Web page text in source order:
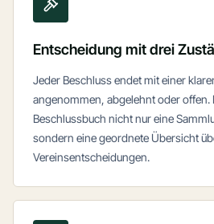
Entscheidung mit drei
Jeder Beschluss endet mit einer
angenommen, abgelehnt oder offen.
Beschlussbuch nicht nur eine
sondern eine geordnete Übersicht
Vereinsentscheidungen.